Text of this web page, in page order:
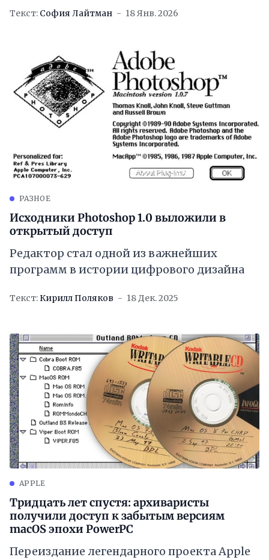
Текст: София Лайтман 18 Янв. 2026
РАЗНОЕ
Исходники Photoshop 1.0 выложили в
открытый доступ
Редактор стал одной из важнейших
программ в истории цифрового дизайна
Текст: Кирилл Поляков 18 Дек. 2025
APPLE
Тридцать лет спустя: архиваристы
получили доступ к забытым версиям
macOS эпохи PowerPC
Переиздание легендарного проекта Apple